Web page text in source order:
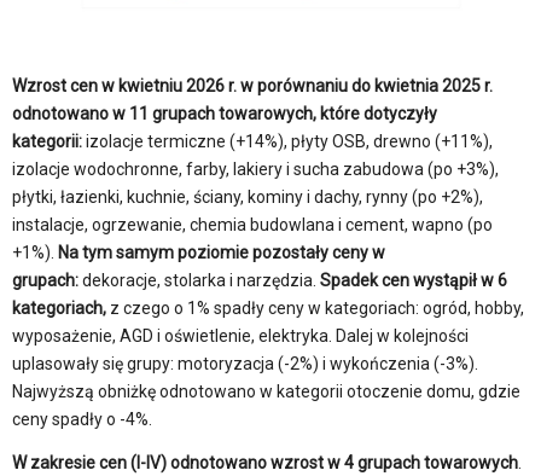
Wzrost cen w kwietniu 2026 r. w porównaniu do kwietnia 2025 r.
odnotowano w 11 grupach towarowych, które dotyczyły
kategorii:izolacje termiczne (+14%), płyty OSB, drewno (+11%),
izolacje wodochronne, farby, lakiery i sucha zabudowa (po +3%),
płytki, łazienki, kuchnie, ściany, kominy i dachy, rynny (po +2%),
instalacje, ogrzewanie, chemia budowlana i cement, wapno (po
+1%). Na tym samym poziomie pozostały ceny w
grupach:dekoracje, stolarka i narzędzia. Spadek cen wystąpił w 6
kategoriach, z czego o 1% spadły ceny w kategoriach: ogród, hobby,
wyposażenie, AGD i oświetlenie, elektryka. Dalej w kolejności
uplasowały się grupy: motoryzacja (-2%) i wykończenia (-3%).
Najwyższą obniżkę odnotowano w kategorii otoczenie domu, gdzie
ceny spadły o -4%.
W zakresie cen (I-IV) odnotowano wzrost w 4 grupach towarowych